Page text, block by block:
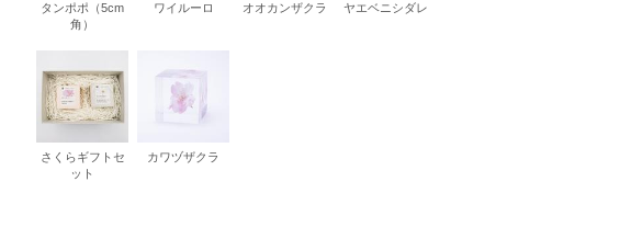
タンポポ（5cm
角）
ワイルーロ オオカンザクラ ヤエベニシダレ
さくらギフトセ
ット
カワヅザクラ